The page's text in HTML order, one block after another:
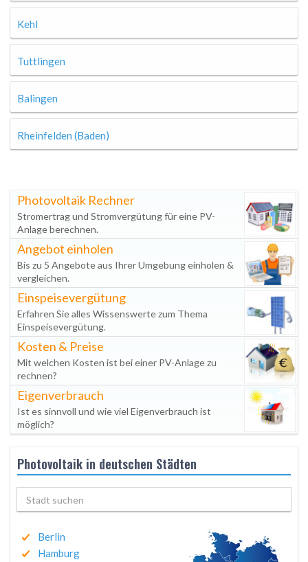
Kehl
Tuttlingen
Balingen
Rheinfelden (Baden)
Photovoltaik Rechner
Stromertrag und Stromvergütung für eine PV-
Anlage berechnen.
Angebot einholen
Bis zu 5 Angebote aus Ihrer Umgebung einholen &
vergleichen.
Einspeisevergütung
Erfahren Sie alles Wissenswerte zum Thema
Einspeisevergütung.
Kosten & Preise
Mit welchen Kosten ist bei einer PV-Anlage zu
rechnen?
Eigenverbrauch
Ist es sinnvoll und wie viel Eigenverbrauch ist
möglich?
Photovoltaik in deutschen Städten
Berlin
Hamburg